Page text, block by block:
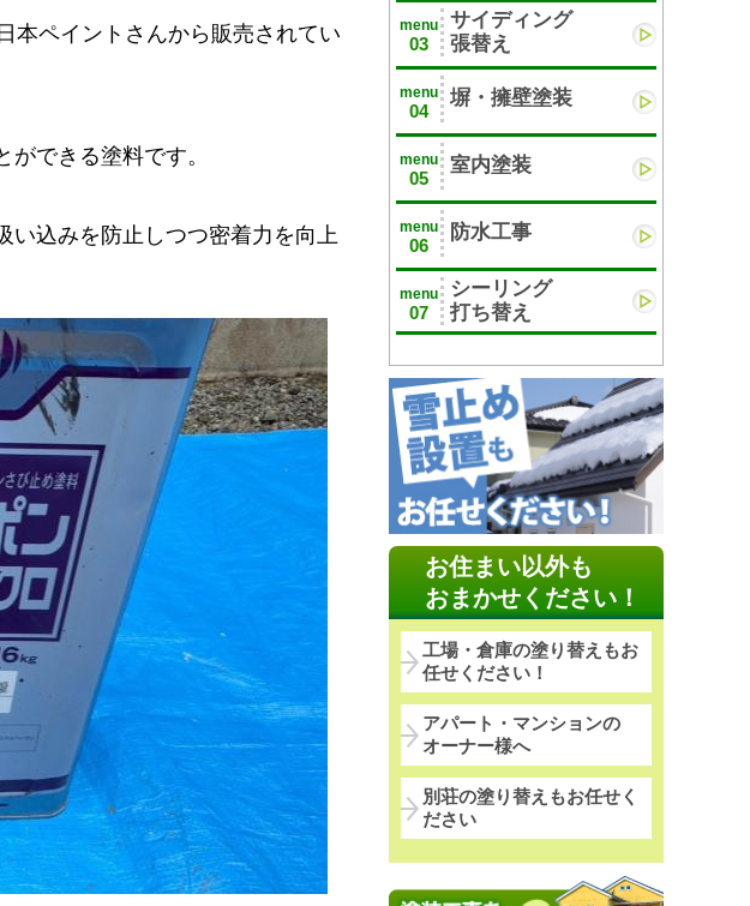
本ペイントさんから販売されてい
できる塗料です。
い込みを防止しつつ密着力を向上
menu
03
サイディング
張替え
menu
04
塀・擁壁塗装
menu
05
室内塗装
menu
06
防水工事
menu
07
シーリング
打ち替え
お住まい以外も
おまかせください！
工場・倉庫の塗り替えもお
任せください！
アパート・マンションの
オーナー様へ
別荘の塗り替えもお任せく
ださい